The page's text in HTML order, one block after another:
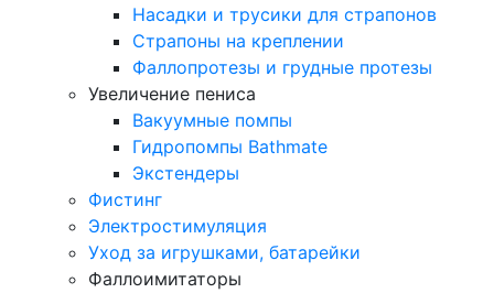
Насадки и трусики для страпонов
Страпоны на креплении
Фаллопротезы и грудные протезы
Увеличение пениса
Вакуумные помпы
Гидропомпы Bathmate
Экстендеры
Фистинг
Электростимуляция
Уход за игрушками, батарейки
Фаллоимитаторы